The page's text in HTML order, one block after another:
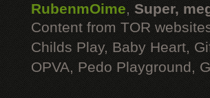
RubenmOime, Super,
Content from TOR
Childs Play, Baby Heart,
OPVA, Pedo Playground,